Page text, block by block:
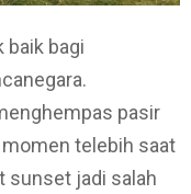
baik bagi
pasir
telebih saat
sunset jadi salah